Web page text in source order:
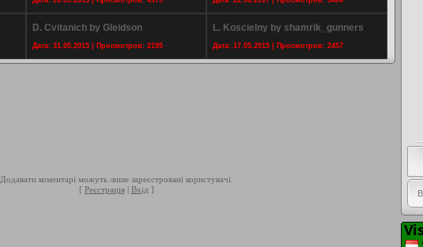
D. Cvitanich by Gleidson
Дата: 31.05.2015 | Просмотров: 2195
L. Koscielny by shamrik_gunners
Дата: 17.05.2015 | Просмотров: 2457
Додавати коментарі можуть лише зареєстровані користувачі.
[ Реєстрація| Вхід ]